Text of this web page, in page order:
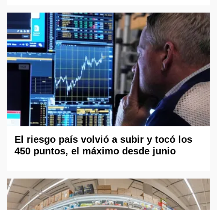
El riesgo país volvió a subir y tocó los
450 puntos, el máximo desde junio